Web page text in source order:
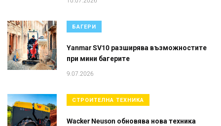
БАГЕРИ
Yanmar SV10 разширява възможностите
при мини багерите
9.07.2026
СТРОИТЕЛНА ТЕХНИКА
Wacker Neuson обновява нова техника